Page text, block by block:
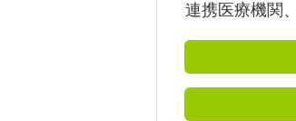
連携医療機関